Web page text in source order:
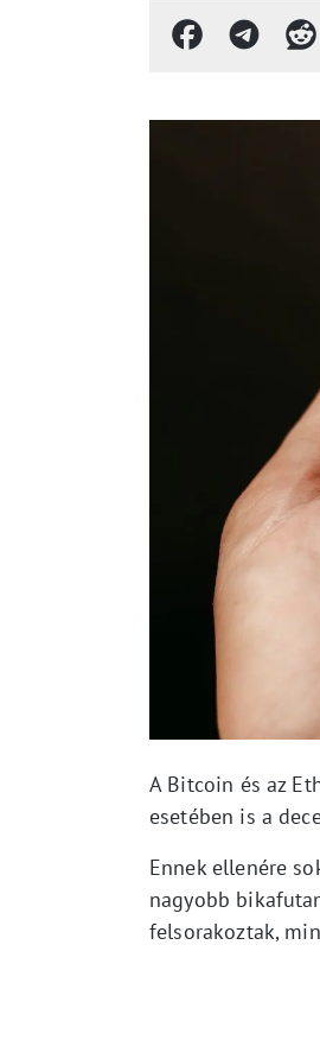
A Bitcoin és az
esetében is a
Ennek ellenére
nagyobb
felsorakoztak,